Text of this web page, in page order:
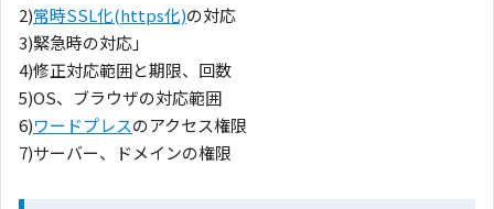
2)常時SSL化(https化)の対応
3)緊急時の対応」
4)修正対応範囲と期限、回数
5)OS、ブラウザの対応範囲
6)ワードプレスのアクセス権限
7)サーバー、ドメインの権限